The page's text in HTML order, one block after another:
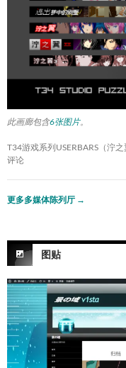
此画廊包含6张图片。
T34游戏系列USERBARS（泞之
评论
更多多媒体陈列厅 →
图贴